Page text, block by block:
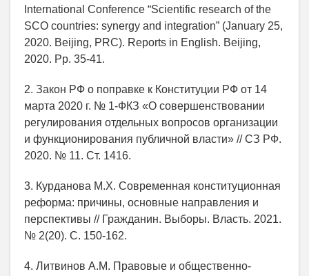
International Conference “Scientific research of the
SCO countries: synergy and integration” (January 25,
2020. Beijing, PRC). Reports in English. Beijing,
2020. Pp. 35-41.
2. Закон РФ о поправке к Конституции РФ от 14
марта 2020 г. № 1-ФКЗ «О совершенствовании
регулирования отдельных вопросов организации
и функционирования публичной власти» // СЗ РФ.
2020. № 11. Ст. 1416.
3. Курданова М.Х. Современная конституционная
реформа: причины, основные направления и
перспективы // Гражданин. Выборы. Власть. 2021.
№ 2(20). С. 150-162.
4. Литвинов А.М. Правовые и общественно-